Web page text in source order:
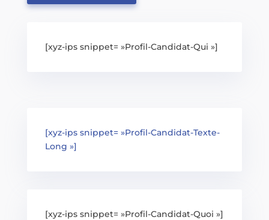
[xyz-ips snippet= »Profil-Candidat-Qui »]
[xyz-ips snippet= »Profil-Candidat-Texte-
Long »]
[xyz-ips snippet= »Profil-Candidat-Quoi »]